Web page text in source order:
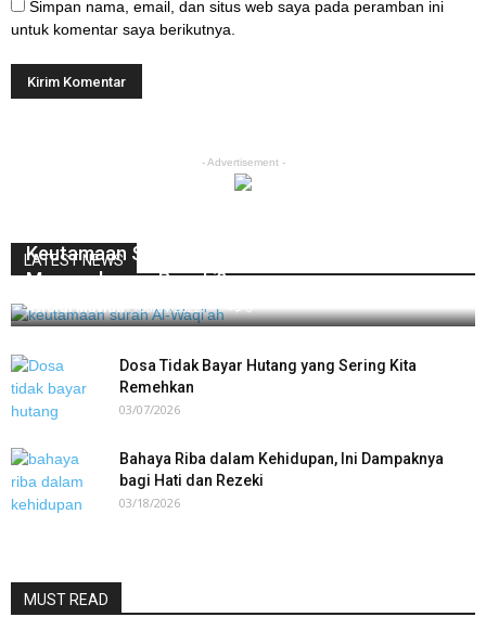
Simpan nama, email, dan situs web saya pada peramban ini
untuk komentar saya berikutnya.
- Advertisement -
LATEST NEWS
Keutamaan Surah Al-Waqi’ah, Benarkah Bisa
Memperlancar Rezeki?
Asrorul Muvida - 08/01/2022 0
Dosa Tidak Bayar Hutang yang Sering Kita
Remehkan
03/07/2026
Bahaya Riba dalam Kehidupan, Ini Dampaknya
bagi Hati dan Rezeki
03/18/2026
MUST READ